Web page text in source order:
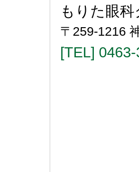
もりた眼
〒259-1216
[TEL]